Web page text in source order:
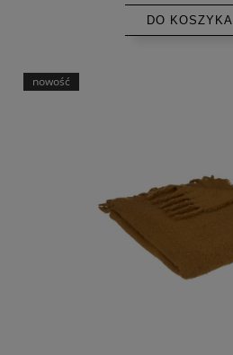
DO KOSZYKA
nowość